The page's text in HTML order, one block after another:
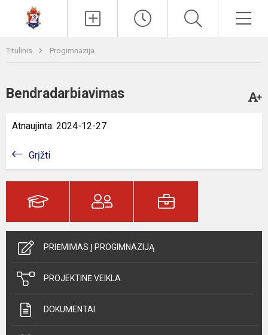
Titulinis Progimnazija
Bendradarbiavimas
Atnaujinta: 2024-12-27
Grįžti
PRIĖMIMAS Į PROGIMNAZIJĄ
PROJEKTINĖ VEIKLA
DOKUMENTAI